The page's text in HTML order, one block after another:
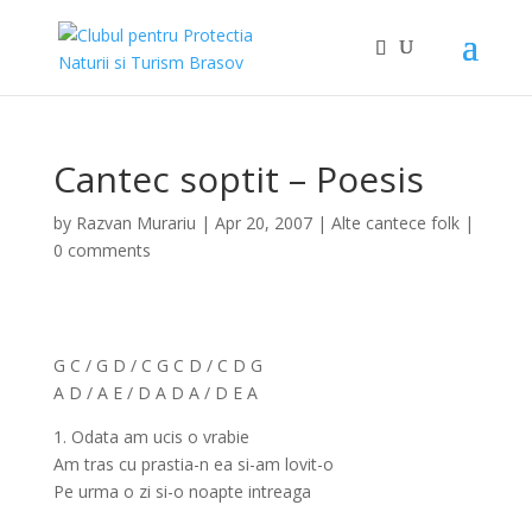
Cantec soptit – Poesis
by Razvan Murariu | Apr 20, 2007| Alte cantece folk|
0 comments
G C / G D / C G C D / C D G
A D / A E / D A D A / D E A
1. Odata am ucis o vrabie
Am tras cu prastia-n ea si-am lovit-o
Pe urma o zi si-o noapte intreaga